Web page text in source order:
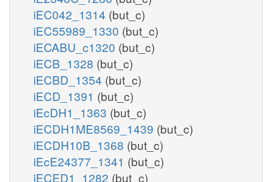
iEC042_1314 (but_c)
iEC55989_1330 (but_c)
iECABU_c1320 (but_c)
iECB_1328 (but_c)
iECBD_1354 (but_c)
iECD_1391 (but_c)
iEcDH1_1363 (but_c)
iECDH1ME8569_1439 (but_c)
iECDH10B_1368 (but_c)
iEcE24377_1341 (but_c)
iECED1_1282 (but_c)